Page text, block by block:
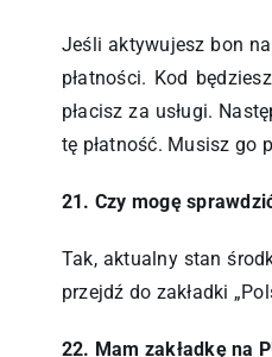
Jeśli aktywujesz bon
płatności. Kod
płacisz za usługi.
tę płatność. Musisz go
21. Czy mogę
Tak, aktualny stan
przejdź do zakładki
22. Mam zakładkę na